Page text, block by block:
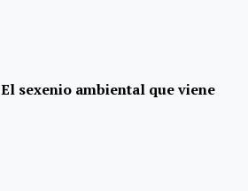
El sexenio ambiental que viene